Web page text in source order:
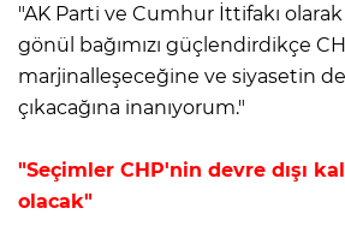
"AK Parti ve Cumhur İttifakı
gönül bağımızı güçlendirdikçe
marjinalleşeceğine ve siyasetin
çıkacağına inanıyorum."
"Seçimler CHP'nin devre dışı
olacak"